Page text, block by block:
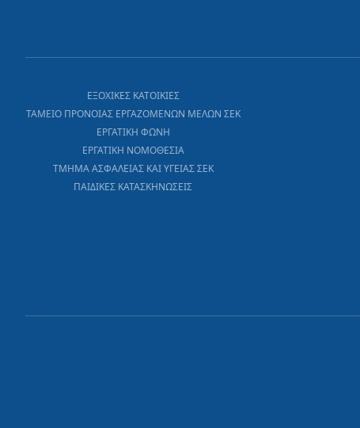
ΕΞΟΧΙΚΕΣ ΚΑΤΟΙΚΙΕΣ
ΤΑΜΕΙΟ ΠΡΟΝΟΙΑΣ ΕΡΓΑΖΟΜΕΝΩΝ ΜΕΛΩΝ ΣΕΚ
ΕΡΓΑΤΙΚΗ ΦΩΝΗ
ΕΡΓΑΤΙΚΗ ΝΟΜΟΘΕΣΙΑ
ΤΜΗΜΑ ΑΣΦΑΛΕΙΑΣ ΚΑΙ ΥΓΕΙΑΣ ΣΕΚ
ΠΑΙΔΙΚΕΣ ΚΑΤΑΣΚΗΝΩΣΕΙΣ